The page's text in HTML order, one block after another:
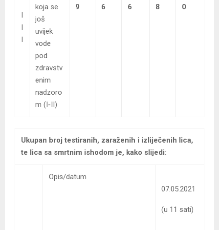
I
I
I
koja se
još
uvijek
vode
pod
zdravstv
enim
nadzoro
m (I-II)
9
6
6
8
0
Ukupan broj testiranih, zaraženih i izliječenih lica,
te lica sa smrtnim ishodom je, kako slijedi:
Opis/datum
07.05.2021
(u 11 sati)